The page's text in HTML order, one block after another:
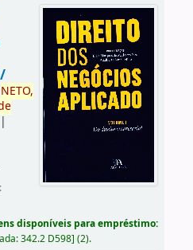
NETO,
|
disponíveis para empréstimo:
342.2 D598] (2).